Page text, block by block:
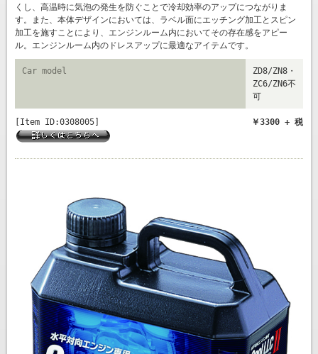
くし、高温時に気泡の発生を防ぐことで冷却効率のアップにつながりま
す。また、本体デザインにおいては、ラベル面にエッチング加工とスピン
加工を施すことにより、エンジンルーム内においてその存在感をアピー
ル。エンジンルーム内のドレスアップに最適なアイテムです。
Car model
ZD8/ZN8・
ZC6/ZN6不
可
[Item ID:0308005] ￥3300 + 税